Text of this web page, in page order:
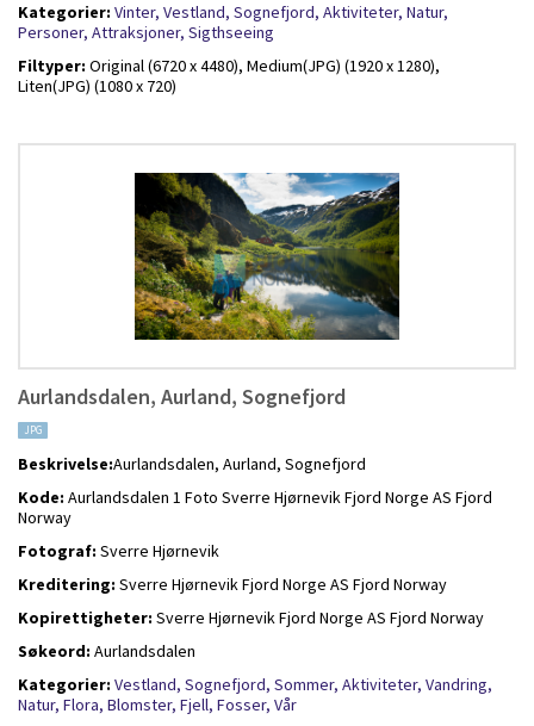
Kategorier: Vinter, Vestland, Sognefjord, Aktiviteter, Natur,
Personer, Attraksjoner, Sigthseeing
Filtyper: Original (6720 x 4480), Medium(JPG) (1920 x 1280),
Liten(JPG) (1080 x 720)
Aurlandsdalen, Aurland, Sognefjord
JPG
Beskrivelse:Aurlandsdalen, Aurland, Sognefjord
Kode: Aurlandsdalen 1 Foto Sverre Hjørnevik Fjord Norge AS Fjord
Norway
Fotograf: Sverre Hjørnevik
Kreditering: Sverre Hjørnevik Fjord Norge AS Fjord Norway
Kopirettigheter: Sverre Hjørnevik Fjord Norge AS Fjord Norway
Søkeord: Aurlandsdalen
Kategorier: Vestland, Sognefjord, Sommer, Aktiviteter, Vandring,
Natur, Flora, Blomster, Fjell, Fosser, Vår